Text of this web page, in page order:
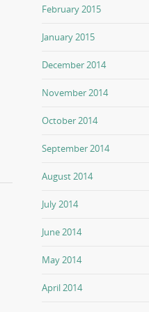
February 2015
January 2015
December 2014
November 2014
October 2014
September 2014
August 2014
July 2014
June 2014
May 2014
April 2014